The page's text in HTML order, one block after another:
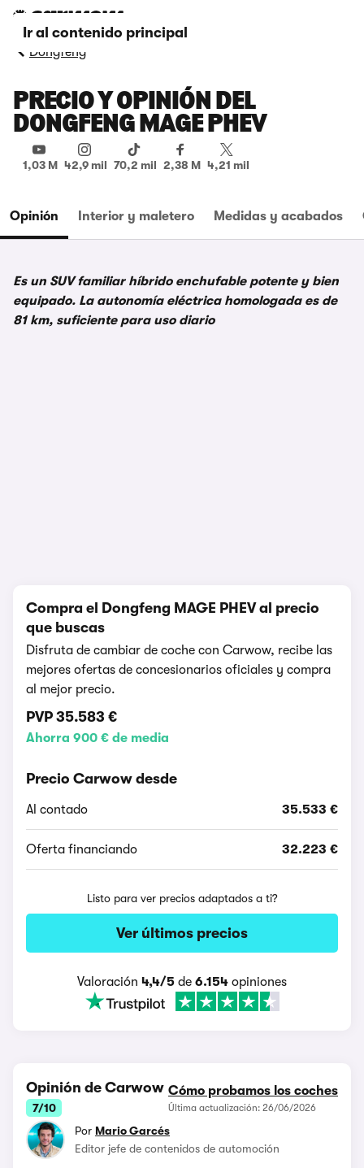
Ir al contenido principal
Dongfeng
PRECIO Y OPINIÓN DEL
DONGFENG MAGE PHEV
1,03 M 42,9 mil 70,2 mil 2,38 M 4,21 mil
Opinión Interior y maletero Medidas y acabados
Es un SUV familiar híbrido enchufable potente y bien
equipado. La autonomía eléctrica homologada es de
81 km, suficiente para uso diario
Compra el Dongfeng MAGE PHEV al precio
que buscas
Disfruta de cambiar de coche con Carwow, recibe las
mejores ofertas de concesionarios oficiales y compra
al mejor precio.
PVP 35.583 €
Ahorra 900 € de media
Precio Carwow desde
Al contado 35.533 €
Oferta financiando 32.223 €
Listo para ver precios adaptados a ti?
Ver últimos precios
Valoración 4,4/5 de 6.154 opiniones
Opinión de Carwow
7/10
Cómo probamos los coches
Última actualización: 26/06/2026
Por Mario Garcés
Editor jefe de contenidos de automoción